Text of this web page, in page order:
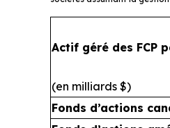
Actif géré des FCP
(en milliards $)
Fonds d’actions